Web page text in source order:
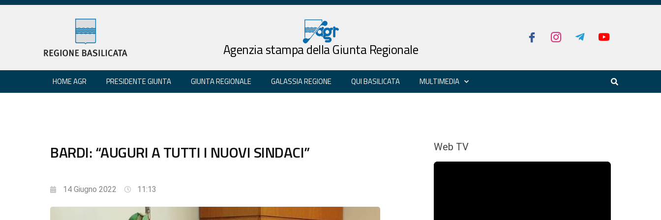
Agenzia stampa della Giunta Regionale
HOME AGR PRESIDENTE GIUNTA GIUNTA REGIONALE GALASSIA REGIONE QUI BASILICATA MULTIMEDIA
BARDI: “AUGURI A TUTTI I NUOVI SINDACI”
14 Giugno 2022 11:13
Web TV